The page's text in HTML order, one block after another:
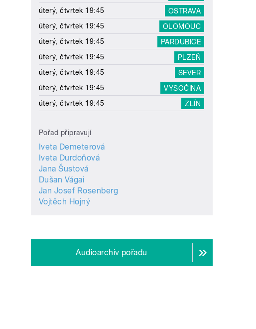
úterý, čtvrtek 19:45
OSTRAVA
úterý, čtvrtek 19:45
OLOMOUC
úterý, čtvrtek 19:45
PARDUBICE
úterý, čtvrtek 19:45
PLZEŇ
úterý, čtvrtek 19:45
SEVER
úterý, čtvrtek 19:45
VYSOČINA
úterý, čtvrtek 19:45
ZLÍN
Pořad připravují
Iveta Demeterová
Iveta Durdoňová
Jana Šustová
Dušan Vágai
Jan Josef Rosenberg
Vojtěch Hojný
Audioarchiv pořadu